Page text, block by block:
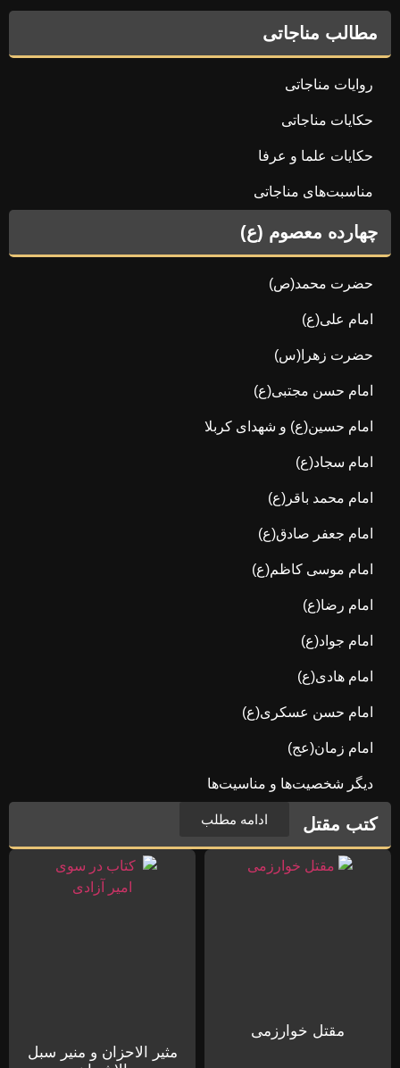
مطالب مناجاتی
روایات مناجاتی
حکایات مناجاتی
حکایات علما و عرفا
مناسبت‌های مناجاتی
چهارده معصوم (ع)
حضرت محمد(ص)
امام علی(ع)
حضرت زهرا(س)
امام حسن مجتبی(ع)
امام حسین(ع) و شهدای کربلا
امام سجاد(ع)
امام محمد باقر(ع)
امام جعفر صادق(ع)
امام موسی کاظم(ع)
امام رضا(ع)
امام جواد(ع)
امام هادی(ع)
امام حسن عسکری(ع)
امام زمان(عج)
دیگر شخصیت‌ها و مناسیت‌ها
کتب مقتل ادامه مطلب
مقتل خوارزمی
مثیر الاحزان و منیر سبل